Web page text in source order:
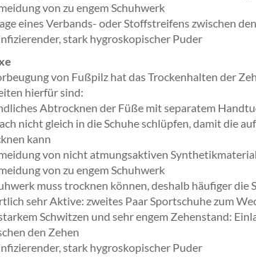
von zu engem Schuhwerk
eines Verbands- oder Stoffstreifens zwischen
stark hygroskopischer Puder
von Fußpilz hat das Trockenhalten der
hierfür sind:
Abtrocknen der Füße mit separatem
nicht gleich in die Schuhe schlüpfen, damit die
kann
von nicht atmungsaktiven
von zu engem Schuhwerk
muss trocknen können, deshalb häufiger die
sehr Aktive: zweites Paar Sportschuhe zum
Schwitzen und sehr engem Zehenstand:
den Zehen
stark hygroskopischer Puder